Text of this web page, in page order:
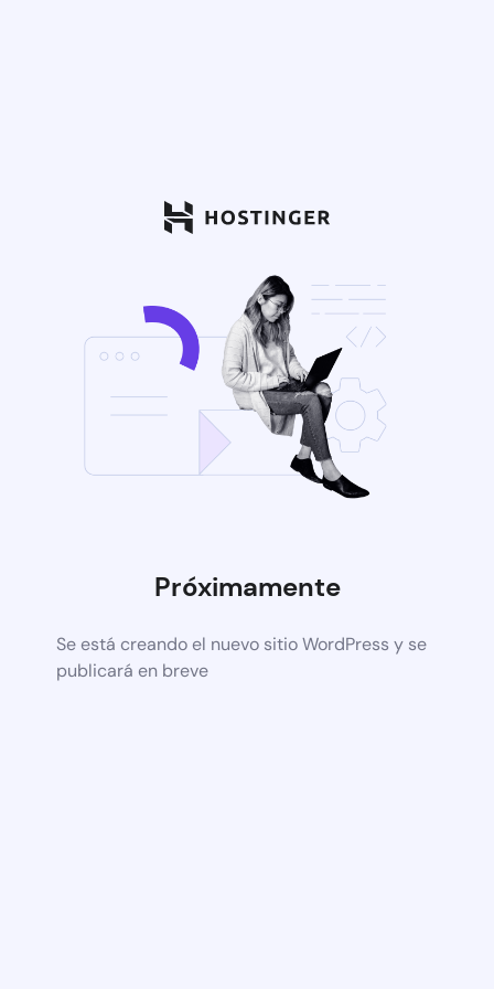
Próximamente
Se está creando el nuevo sitio WordPress y se
publicará en breve